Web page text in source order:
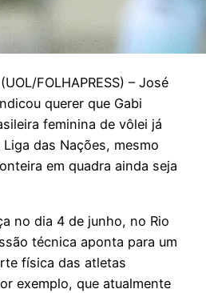
FOLHAPRESS) – José
querer que Gabi
feminina de vôlei já
das Nações, mesmo
em quadra ainda seja
no dia 4 de junho, no Rio
técnica aponta para um
física das atletas
exemplo, que atualmente